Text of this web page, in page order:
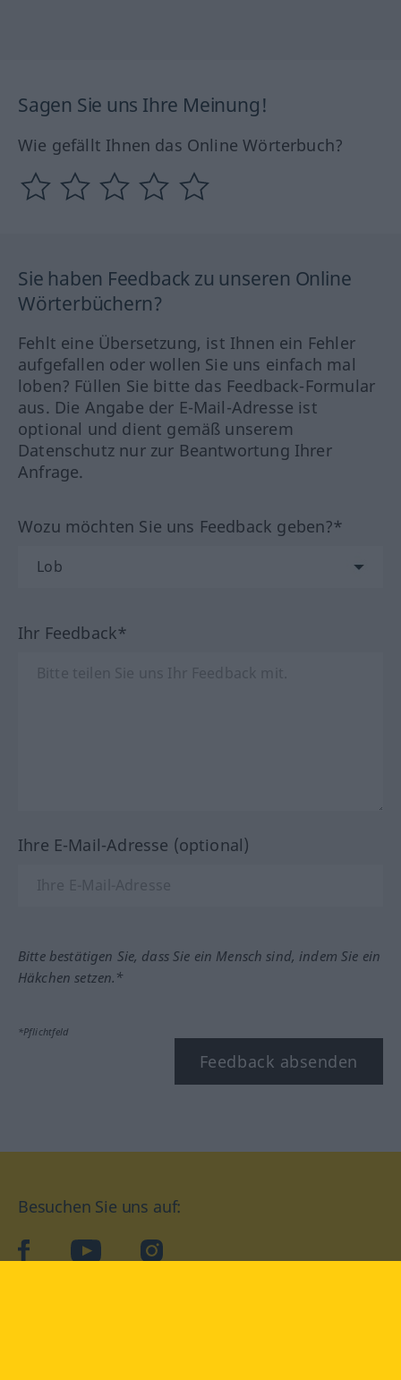
Sagen Sie uns Ihre Meinung!
Wie gefällt Ihnen das Online Wörterbuch?
Sie haben Feedback zu unseren Online
Wörterbüchern?
Fehlt eine Übersetzung, ist Ihnen ein Fehler
aufgefallen oder wollen Sie uns einfach mal
loben? Füllen Sie bitte das Feedback-Formular
aus. Die Angabe der E-Mail-Adresse ist
optional und dient gemäß unserem
Datenschutz nur zur Beantwortung Ihrer
Anfrage.
Wozu möchten Sie uns Feedback geben?*
Ihr Feedback*
Ihre E-Mail-Adresse (optional)
Bitte bestätigen Sie, dass Sie ein Mensch sind, indem Sie ein
Häkchen setzen.*
*Pflichtfeld
Feedback absenden
Besuchen Sie uns auf:
facebookYouTube Instagram